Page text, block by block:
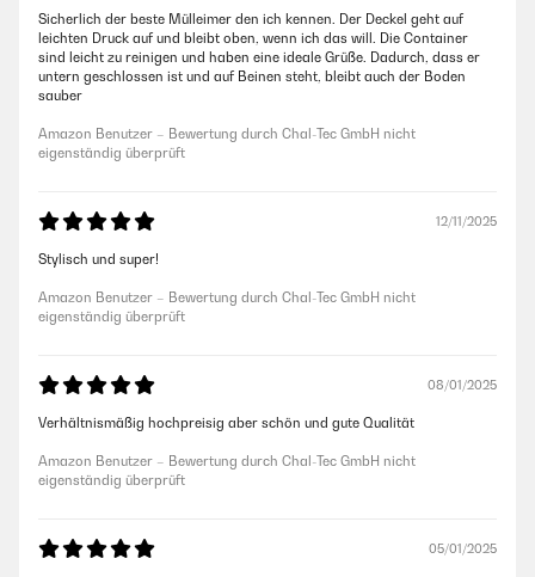
Sicherlich der beste Mülleimer den ich kennen. Der Deckel geht auf
leichten Druck auf und bleibt oben, wenn ich das will. Die Container
sind leicht zu reinigen und haben eine ideale Grüße. Dadurch, dass er
untern geschlossen ist und auf Beinen steht, bleibt auch der Boden
sauber
Amazon Benutzer – Bewertung durch Chal-Tec GmbH nicht
eigenständig überprüft
12/11/2025
Stylisch und super!
Amazon Benutzer – Bewertung durch Chal-Tec GmbH nicht
eigenständig überprüft
08/01/2025
Verhältnismäßig hochpreisig aber schön und gute Qualität
Amazon Benutzer – Bewertung durch Chal-Tec GmbH nicht
eigenständig überprüft
05/01/2025